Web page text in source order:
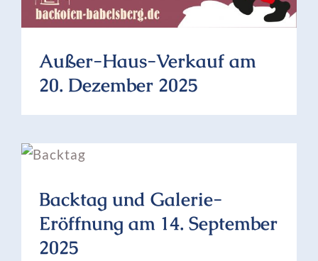
Außer-Haus-Verkauf am
20. Dezember 2025
Backtag und Galerie-
Eröffnung am 14. September
2025